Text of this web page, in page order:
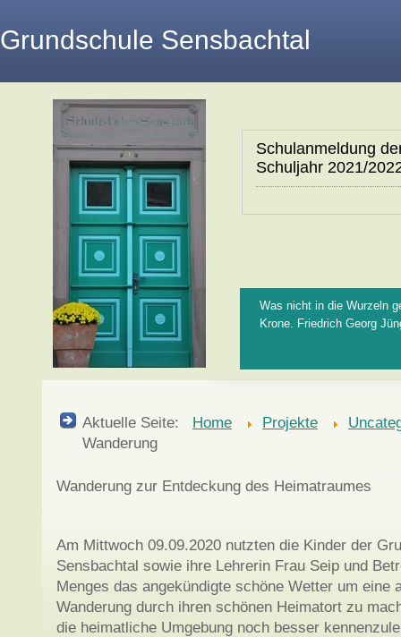
Grundschule Sensbachtal
Schulanmeldung
Schuljahr 2021/
Was nicht in die Wurzeln
Krone. Friedrich Georg
Aktuelle Seite: Home Projekte
Wanderung
Wanderung zur Entdeckung des Heimatraumes
Am Mittwoch 09.09.2020 nutzten die Kinder der
Sensbachtal sowie ihre Lehrerin Frau Seip und
Menges das angekündigte schöne Wetter um eine
Wanderung durch ihren schönen Heimatort zu
die heimatliche Umgebung noch besser